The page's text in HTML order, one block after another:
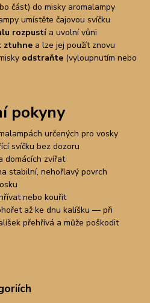
část) do misky aromalampy
umístěte čajovou svíčku
rozpustía uvolní vůni
ztuhne a lze jej použít znovu
odstraňte (vyloupnutím nebo
pokyny
určených pro vosky
svíčku bez dozoru
domácích zvířat
stabilní, nehořlavý povrch
nebo kouřit
až ke dnu kalíšku — při
přehřívá a může poškodit